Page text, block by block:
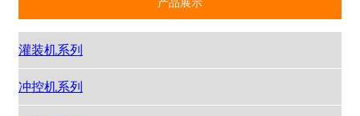
产品展示
灌装机系列
冲控机系列